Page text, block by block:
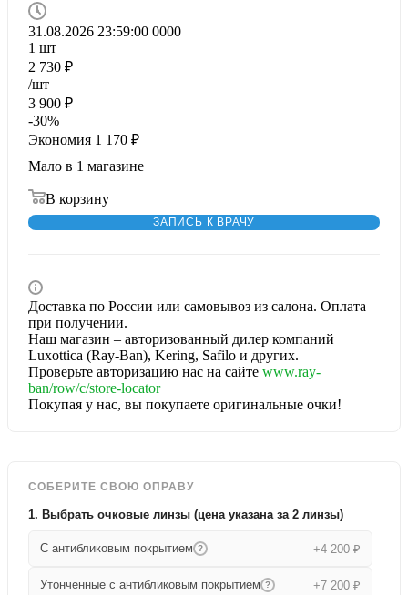
31.08.2026 23:59:00 0000
1 шт
2 730 ₽
/шт
3 900 ₽
-30%
Экономия 1 170 ₽
Мало в 1 магазине
В корзину
ЗАПИСЬ К ВРАЧУ
Доставка по России или самовывоз из салона. Оплата
при получении.
Наш магазин – авторизованный дилер компаний
Luxottica (Ray-Ban), Kering, Safilo и других.
Проверьте авторизацию нас на сайте www.ray-
ban/row/c/store-locator
Покупая у нас, вы покупаете оригинальные очки!
СОБЕРИТЕ СВОЮ ОПРАВУ
1. Выбрать очковые линзы (цена указана за 2 линзы)
С антибликовым покрытием ? +4 200 ₽
Утонченные с антибликовым покрытием ? +7 200 ₽